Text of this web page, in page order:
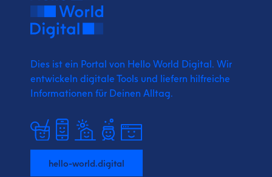
Dies ist ein Portal von Hello World Digital. Wir
entwickeln digitale Tools und liefern hilfreiche
Informationen für Deinen Alltag.
hello-world.digital